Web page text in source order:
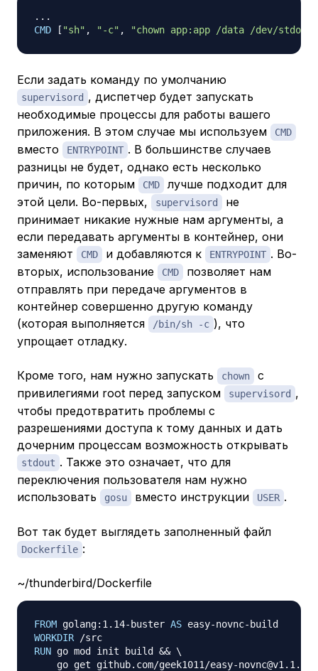
CMD [ "sh" , "-c" , "chown app:app /data /dev/stdout
Если задать команду по умолчанию
supervisord , диспетчер будет запускать
необходимые процессы для работы вашего
приложения. В этом случае мы используем
CMD
вместо ENTRYPOINT . В большинстве случаев
разницы не будет, однако есть несколько
причин, по которым
CMD
лучше подходит для
этой цели. Во-первых,
supervisord
не
принимает никакие нужные нам аргументы, а
если передавать аргументы в контейнер, они
заменяют
CMD и добавляются к ENTRYPOINT . Во-
вторых, использование
CMD
позволяет нам
отправлять при передаче аргументов в
контейнер совершенно другую команду
(которая выполняется
/bin/sh -c ), что
упрощает отладку.
Кроме того, нам нужно запускать chown
с
привилегиями root перед запуском
supervisord ,
чтобы предотвратить проблемы с
разрешениями доступа к тому данных и дать
дочерним процессам возможность открывать
stdout . Также это означает, что для
переключения пользователя нам нужно
использовать
gosu вместо инструкции USER .
Вот так будет выглядеть заполненный файл
Dockerfile :
~/thunderbird/Dockerfile
FROM golang:1.14-buster AS easy-novnc-build
WORKDIR /src
RUN go mod init build && \
go get github.com/geek1011/easy-novnc@v1.1.0